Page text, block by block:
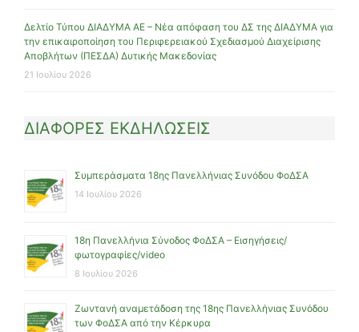
Δελτίο Τύπου ΔΙΑΔΥΜΑ ΑΕ – Νέα απόφαση του ΔΣ της ΔΙΑΔΥΜΑ για
την επικαιροποίηση του Περιφερειακού Σχεδιασμού Διαχείρισης
Αποβλήτων (ΠΕΣΔΑ) Δυτικής Μακεδονίας
21 Ιουλίου 2026
ΔΙΑΦΟΡΕΣ ΕΚΔΗΛΩΣΕΙΣ
Συμπεράσματα 18ης Πανελλήνιας Συνόδου ΦοΔΣΑ
14 Ιουλίου 2026
18η Πανελλήνια Σύνοδος ΦοΔΣΑ – Εισηγήσεις/
φωτογραφίες/video
8 Ιουλίου 2026
Ζωντανή αναμετάδοση της 18ης Πανελλήνιας Συνόδου
των ΦοΔΣΑ από την Κέρκυρα